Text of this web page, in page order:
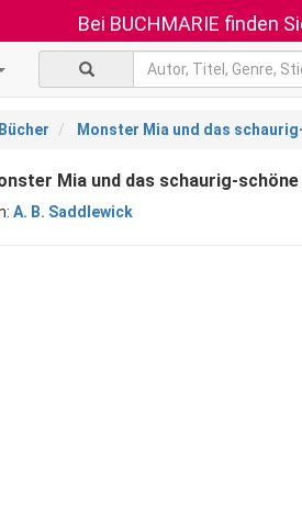
Bei BUCHMARIE finden
Bücher Monster Mia und das
Mia und das schaurig-
A. B. Saddlewick